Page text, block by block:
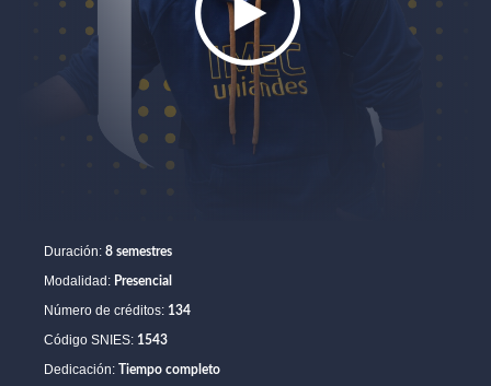
Duración: 8 semestres
Modalidad: Presencial
Número de créditos: 134
Código SNIES: 1543
Dedicación: Tiempo completo